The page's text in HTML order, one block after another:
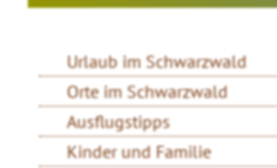
Urlaub im Schwarzwald
Orte im Schwarzwald
Ausflugstipps
Kinder und Familie